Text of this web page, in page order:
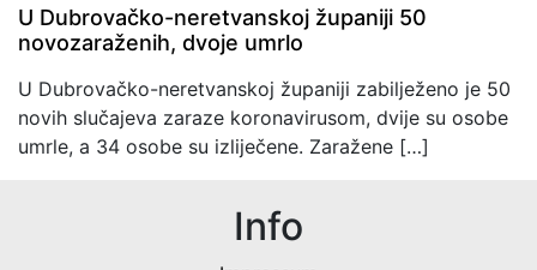
U Dubrovačko-neretvanskoj županiji 50
novozaraženih, dvoje umrlo
U Dubrovačko-neretvanskoj županiji zabilježeno je 50
novih slučajeva zaraze koronavirusom, dvije su osobe
umrle, a 34 osobe su izliječene. Zaražene […]
Info